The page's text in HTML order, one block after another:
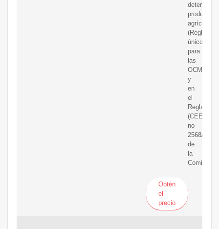
productos
agrícolas
único
para
las
OCM)
y
en
el
(CEE)
no
2568/91
de
la
Comisión
Obtén
el
precio